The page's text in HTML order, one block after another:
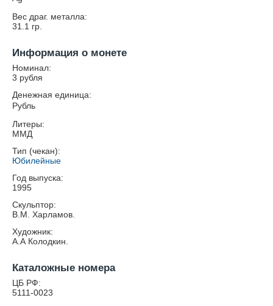
Вес драг. металла:
31.1 гр.
Информация о монете
Номинал:
3 рубля
Денежная единица:
Рубль
Литеры:
ММД
Тип (чекан):
Юбилейные
Год выпуска:
1995
Скульптор:
В.М. Харламов.
Художник:
А.А Колодкин.
Каталожные номера
ЦБ РФ:
5111-0023